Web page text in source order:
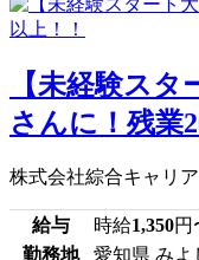
【未経験ス
さんに！残業
株式会社綜合キャリ
給与 時給1,350円
勤務地
愛知県 みよ